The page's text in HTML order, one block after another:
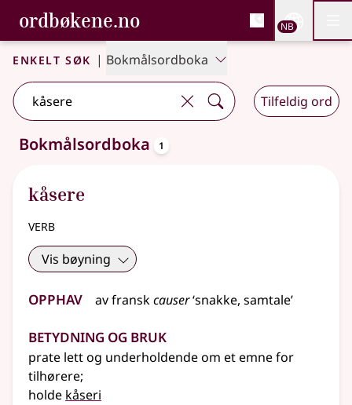
Gå til hovedinnhold
Tilgjengelighet
ordbøkene.no, Bokmålsordboka og
Bokmålsordboka og Nynorskordboka
NB
Enkelt søk | Bokmålsordboka
Tilfeldig ord
Ett treff.Ytterligere søkeforslag tilgjengelige
Bokmålsordboka 1
kåsere
verb
Vis bøyning
Opphav avfranskcauser‘snakke, samtale’
Betydning og bruk
prate lett og underholdende om et emne for
tilhørere;
holde kåseri